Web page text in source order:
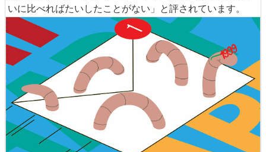
いに比べればたいしたことがない」と評されています。